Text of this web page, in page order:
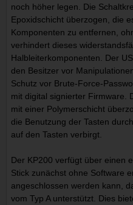
noch höher legen. Die
Epoxidschicht überzogen, die
Komponenten zu entfernen,
verhindert dieses
Halbleiterkomponenten. Der
den Besitzer vor
Schutz vor Brute-Force-
mit digital signierter Firmware.
mit einer Polymerschicht
die Benutzung der Tasten
auf den Tasten verbirgt.
Der KP200 verfügt über einen
Stick zunächst ohne Software
angeschlossen werden kann,
vom Typ A unterstützt. Dies